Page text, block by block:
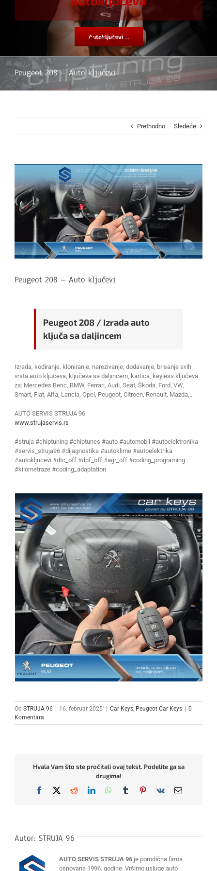
Autoključevi ...
Peugeot 208 – Auto ključevi
Prethodno Sledeće
Peugeot 208 – Auto ključevi
Peugeot 208 / Izrada auto
ključa sa daljincem
Izrada, kodiranje, kloniranje, narezivanje, dodavanje, brisanje svih
vrsta auto ključeva, ključeva sa daljincem, kartica, keyless ključeva
za: Mercedes Benc, BMW, Ferrari, Audi, Seat, Škoda, Ford, VW,
Smart, Fiat, Alfa, Lancia, Opel, Peugeot, Citroen, Renault, Mazda,..
AUTO SERVIS STRUJA 96
www.strujaservis.rs
#struja #chiptuning #chiptunes #auto #automobil #autoelektronika
#servis_struja96 #dijagnostika #autoklime #autoelektrika
#autokljucevi #dtc_off #dpf_off #agr_off #coding_programing
#kilometraze #coding_adaptation
Od STRUJA 96 | 16. februar 2025' | Car Keys Peugeot Car Keys | 0
Komentara
Hvala Vam što ste pročitali ovaj tekst. Podelite ga sa
drugima!
Facebook
X RedditLinkedInWhatsApp
TumblrPinterest
Vk Email
Autor: STRUJA 96
AUTO SERVIS STRUJA 96 je porodična firma
osnovana 1996. godine. Vršimo usluge auto